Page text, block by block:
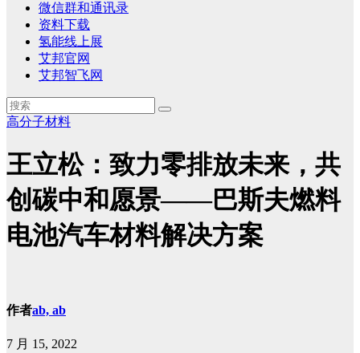
微信群和通讯录
资料下载
氢能线上展
艾邦官网
艾邦智飞网
高分子材料
王立松：致力零排放未来，共
创碳中和愿景——巴斯夫燃料
电池汽车材料解决方案
作者ab, ab
7 月 15, 2022